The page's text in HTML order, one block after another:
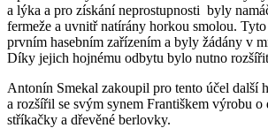
a lýka a pro získání neprostupnosti byly
fermeže a uvnitř natírány horkou smolou.
prvním hasebním zařízením a byly žádány v
Díky jejich hojnému odbytu bylo nutno
Antonín Smekal zakoupil pro tento účel další
a rozšířil se svým synem Františkem výrobu o
stříkačky a dřevěné berlovky.